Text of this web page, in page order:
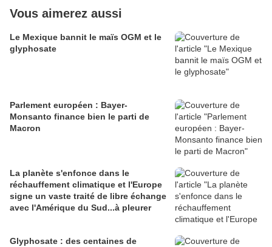
Vous aimerez aussi
Le Mexique bannit le maïs OGM et le
glyphosate
Parlement européen : Bayer-
Monsanto finance bien le parti de
Macron
La planète s'enfonce dans le
réchauffement climatique et l'Europe
signe un vaste traité de libre échange
avec l'Amérique du Sud...à pleurer
Glyphosate : des centaines de